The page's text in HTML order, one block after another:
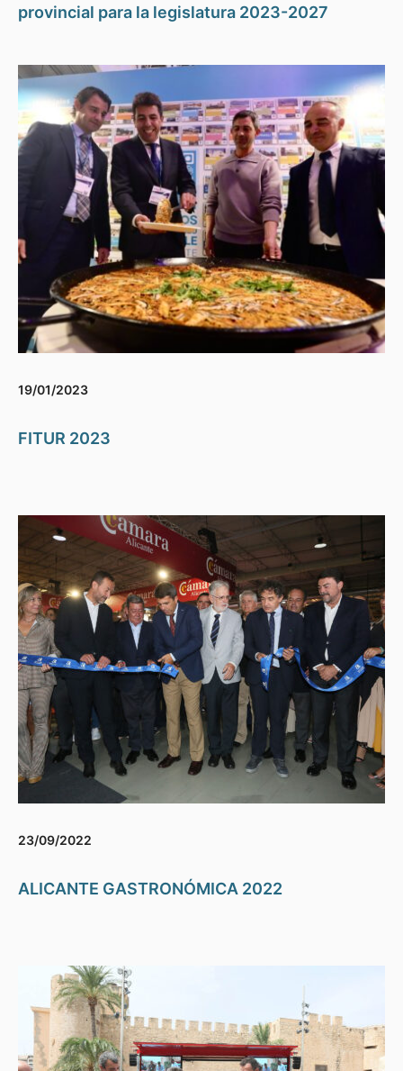
provincial para la legislatura 2023-2027
19/01/2023
FITUR 2023
23/09/2022
ALICANTE GASTRONÓMICA 2022